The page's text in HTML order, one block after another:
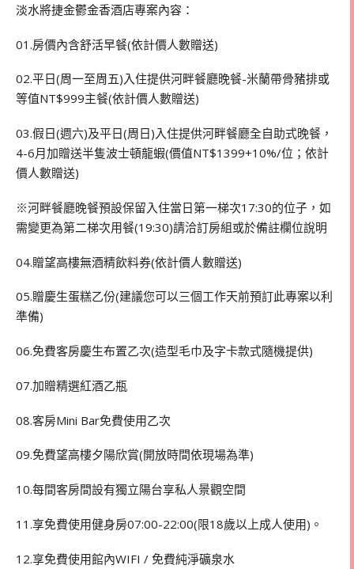
淡水將捷金鬱金香酒店專案內容：
01.房價內含舒活早餐(依計價人數贈送)
02.平日(周一至周五)入住提供河畔餐廳晚餐-米蘭帶骨豬排或
等值NT$999主餐(依計價人數贈送)
03.假日(週六)及平日(周日)入住提供河畔餐廳全自助式晚餐，
4-6月加贈送半隻波士頓龍蝦(價值NT$1399+10%/位；依計
價人數贈送)
※河畔餐廳晚餐預設保留入住當日第一梯次17:30的位子，如
需變更為第二梯次用餐(19:30)請洽訂房組或於備註欄位說明
04.贈望高樓無酒精飲料券(依計價人數贈送)
05.贈慶生蛋糕乙份(建議您可以三個工作天前預訂此專案以利
準備)
06.免費客房慶生布置乙次(造型毛巾及字卡款式隨機提供)
07.加贈精選紅酒乙瓶
08.客房Mini Bar免費使用乙次
09.免費望高樓夕陽欣賞(開放時間依現場為準)
10.每間客房間設有獨立陽台享私人景觀空間
11.享免費使用健身房07:00-22:00(限18歲以上成人使用)。
12.享免費使用館內WIFI / 免費純淨礦泉水